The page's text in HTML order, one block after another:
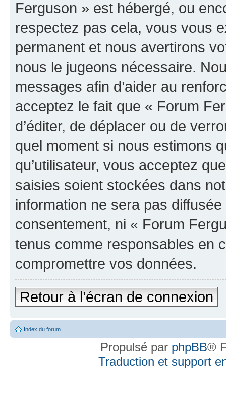
Ferguson » est hébergé, ou
respectez pas cela, vous vous
permanent et nous avertirons
nous le jugeons nécessaire.
messages afin d’aider au
acceptez le fait que « Forum
d’éditer, de déplacer ou de
quel moment si nous estimons
qu’utilisateur, vous acceptez
saisies soient stockées dans
information ne sera pas
consentement, ni « Forum
tenus comme responsables en
compromettre vos données.
Retour à l’écran de connexion
Index du forum
Propulsé par phpBB®
Traduction et support